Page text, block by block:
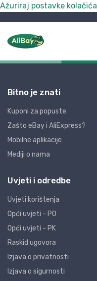
Ažuriraj postavke kolačića
Bitno je znati
Kuponi za popuste
Zašto eBay i AliExpress?
Mobilne aplikacije
Mediji o nama
Uvjeti i odredbe
Uvjeti korištenja
Opći uvjeti - PO
Opći uvjeti - PK
Raskid ugovora
Izjava o privatnosti
Izjava o sigurnosti